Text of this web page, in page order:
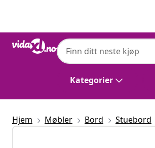
Kategorier
Hjem Møbler Bord Stuebord